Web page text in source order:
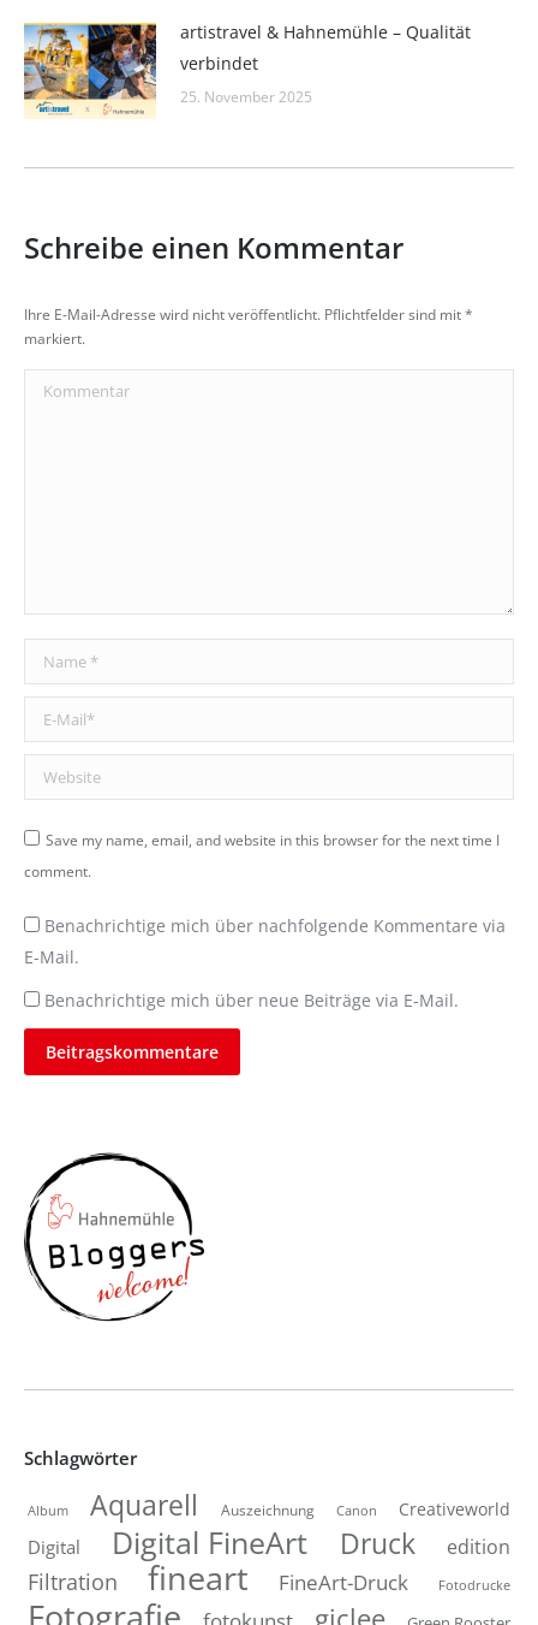
artistravel & Hahnemühle – Qualität
verbindet
25. November 2025
Schreibe einen Kommentar
Ihre E-Mail-Adresse wird nicht veröffentlicht. Pflichtfelder sind mit*
markiert.
Kommentar
Name *
E-Mail *
Website
Save my name, email, and website in this browser for the next time I
comment.
Benachrichtige mich über nachfolgende Kommentare via
E-Mail.
Benachrichtige mich über neue Beiträge via E-Mail.
Beitragskommentare
Schlagwörter
Album Aquarell Auszeichnung Canon Creativeworld
Digital Digital FineArt Druck edition
Filtration fineart FineArt-Druck Fotodrucke
Fotografie